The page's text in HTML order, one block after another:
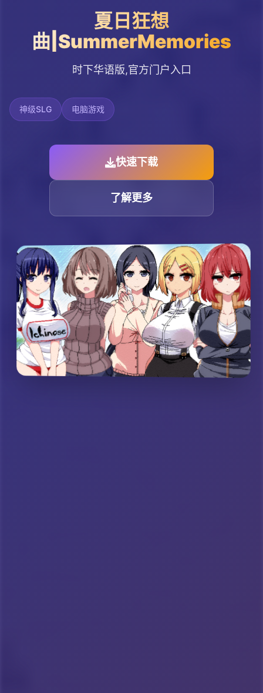
夏日狂想
曲|SummerMemories
时下华语版,官方门户入口
神级SLG 电脑游戏
快速下载
了解更多